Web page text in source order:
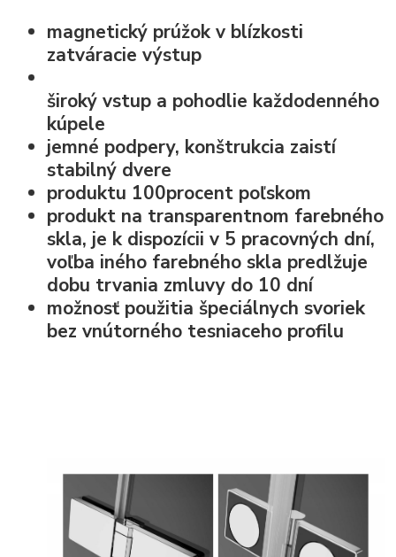
magnetický prúžok v blízkosti
zatváracie výstup
široký vstup a pohodlie každodenného
kúpele
jemné podpery, konštrukcia zaistí
stabilný dvere
produktu 100procent poľskom
produkt na transparentnom farebného
skla, je k dispozícii v 5 pracovných dní,
voľba iného farebného skla predlžuje
dobu trvania zmluvy do 10 dní
možnosť použitia špeciálnych svoriek
bez vnútorného tesniaceho profilu